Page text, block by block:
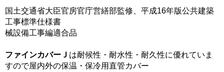
国土交通省大臣官房官庁営繕部監修、平成16年版公共建築
工事標準仕様書
械設備工事編適合品
ファインカバーＪ は耐候性・耐水性・耐久性に優れていま
すので屋内外の保温・保冷用直管カバー